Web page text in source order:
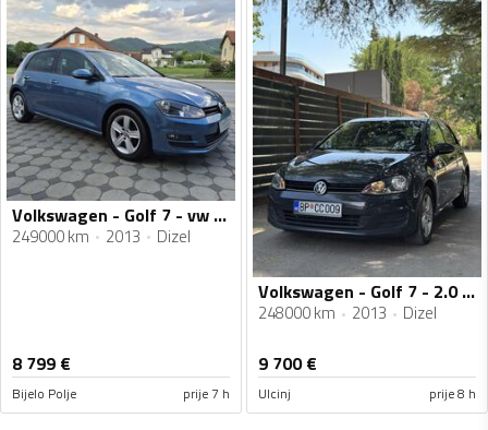
Volkswagen - Golf 7 - vw golf 7 tdi
249000 km 2013 Dizel
8 799 €
Bijelo Polje prije 7 h
Volkswagen - Golf 7 - 2.0 TDI
248000 km 2013 Dizel
9 700€
Ulcinj prije 8 h